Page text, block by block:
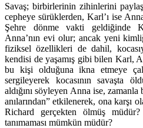
Savaş; birbirlerinin zihinlerini
cepheye sürüklerden, Karl’ı ise
Şehre dönme vakti geldiğinde
Anna’nın evi olur; ancak yeni
fiziksel özellikleri de dahil,
kendisi de yaşamış gibi bilen Karl,
bu kişi olduğuna ikna etmeye
sergileyerek kocasının savaşta
aldığını söyleyen Anna ise, zamanla
anılarından” etkilenerek, ona karşı
Richard gerçekten ölmüş
tanımaması mümkün müdür?